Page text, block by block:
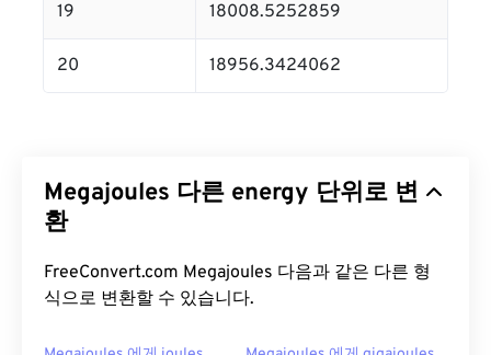
19 18008.5252859
20 18956.3424062
Megajoules 다른 energy 단위로 변
환
FreeConvert.com Megajoules 다음과 같은 다른 형
식으로 변환할 수 있습니다.